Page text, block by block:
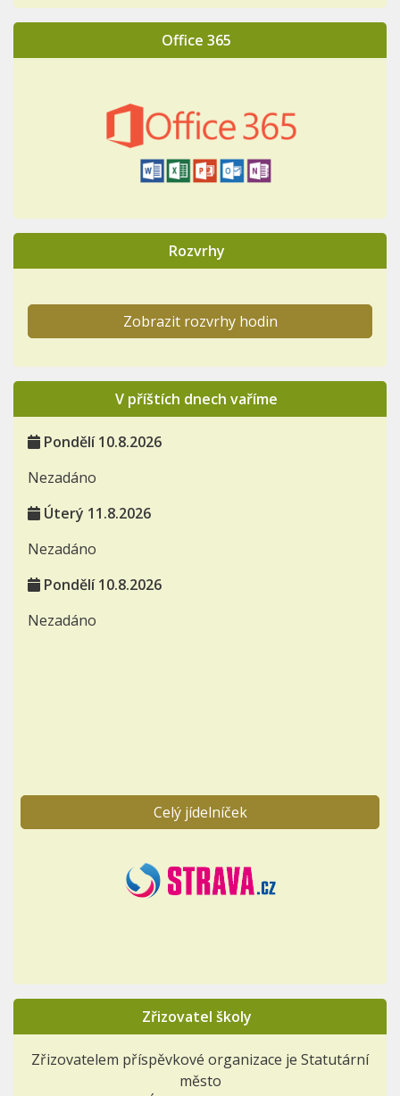
Office 365
Rozvrhy
Zobrazit rozvrhy hodin
V příštích dnech vaříme
Pondělí 10.8.2026
Nezadáno
Úterý 11.8.2026
Nezadáno
Pondělí 10.8.2026
Nezadáno
Celý jídelníček
Zřizovatel školy
Zřizovatelem příspěvkové organizace je Statutární
město